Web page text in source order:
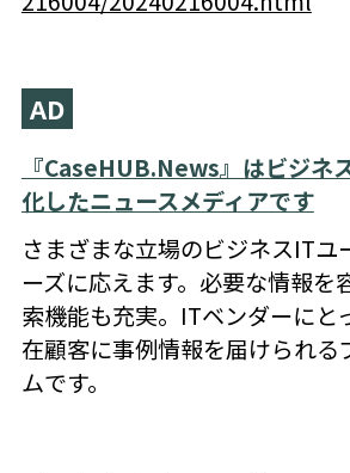
AD
『CaseHUB.News』はビジネ
化したニュースメディアです
さまざまな立場のビジネスITユ
ーズに応えます。必要な情報を
索機能も充実。ITベンダーにと
在顧客に事例情報を届けられる
ムです。